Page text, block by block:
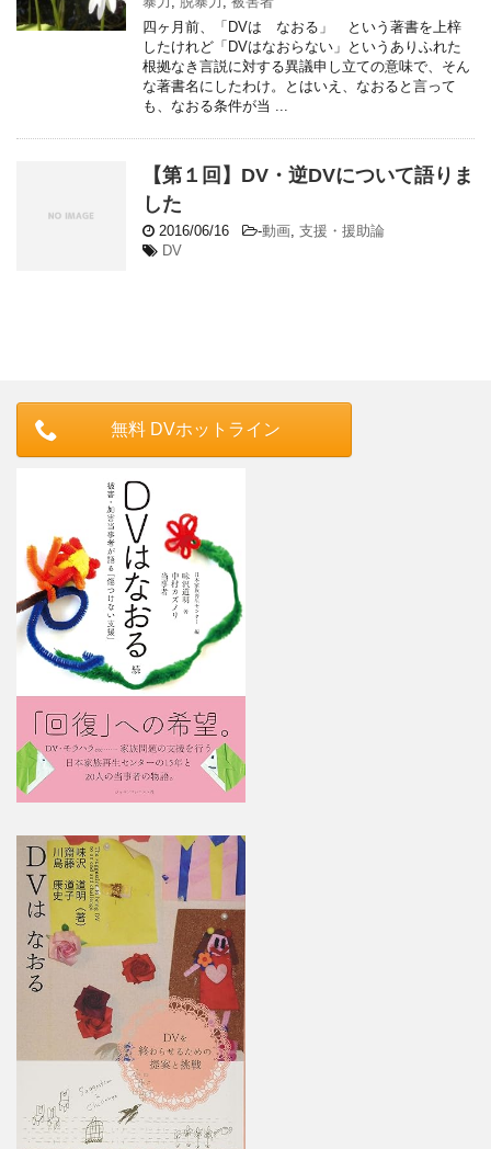
四ヶ月前、「DVは なおる」 という著書を上梓
したけれど「DVはなおらない」というありふれた
根拠なき言説に対する異議申し立ての意味で、そん
な著書名にしたわけ。とはいえ、なおると言って
も、なおる条件が当 ...
【第１回】DV・逆DVについて語りま
した
2016/06/16 -動画, 支援・援助論
DV
無料 DVホットライン